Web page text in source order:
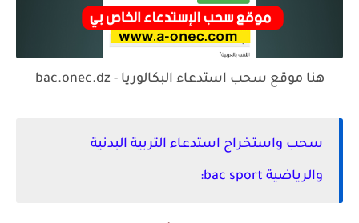
هنا موقع سحب استدعاء البكالوريا - bac.onec.dz
سحب واستخراج استدعاء التربية البدنية
والرياضية bac sport: